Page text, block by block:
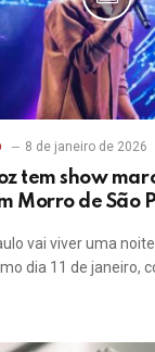
8 de janeiro de 2026
tem show
Morro de São
vai viver uma
dia 11 de janeiro,